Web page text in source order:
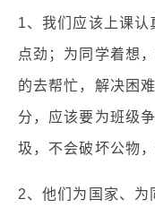
1、我们应该上课认
点劲；为同学着想
的去帮忙，解决困
分，应该要为班级
圾，不会破坏公物
2、他们为国家、为